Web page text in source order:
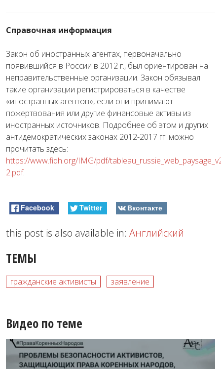
Справочная информация
Закон об иностранных агентах, первоначально
появившийся в России в 2012 г., был ориентирован на
неправительственные организации. Закон обязывал
такие организации регистрироваться в качестве
«иностранных агентов», если они принимают
пожертвования или другие финансовые активы из
иностранных источников. Подробнее об этом и других
антидемократических законах 2012-2017 гг. можно
прочитать здесь:
https://www.fidh.org/IMG/pdf/
2.pdf.
Facebook Twitter Вконтакте
this post is also available in: Английский
ТЕМЫ
гражданские активисты заявление
Видео по теме